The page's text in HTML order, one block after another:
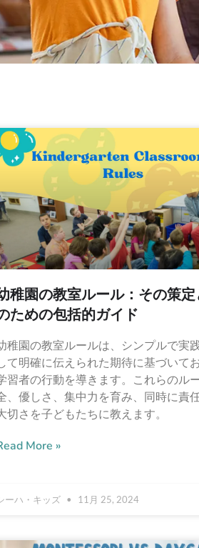
稚園の教室ルール：その策
ための包括的ガイド
稚園の教室ルールは、シンプルで実
て明確に伝えられた期待に基づいて
習者の行動を導きます。これらのル
、優しさ、集中力を育み、同時に責
切さを子どもたちに教えます。
More »
ーハ・キッズ 11月 25, 2024